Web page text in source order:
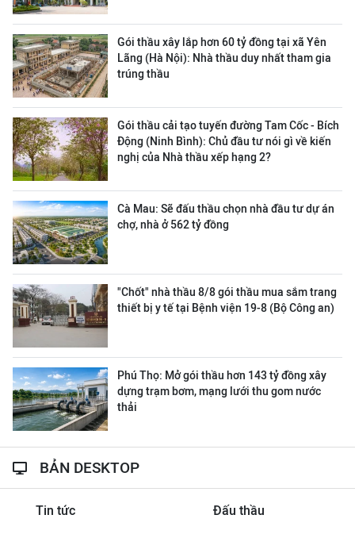
Gói thầu xây lắp hơn 60 tỷ đồng tại xã Yên
Lãng (Hà Nội): Nhà thầu duy nhất tham gia
trúng thầu
Gói thầu cải tạo tuyến đường Tam Cốc - Bích
Động (Ninh Bình): Chủ đầu tư nói gì về kiến
nghị của Nhà thầu xếp hạng 2?
Cà Mau: Sẽ đấu thầu chọn nhà đầu tư dự án
chợ, nhà ở 562 tỷ đồng
"Chốt" nhà thầu 8/8 gói thầu mua sắm trang
thiết bị y tế tại Bệnh viện 19-8 (Bộ Công an)
Phú Thọ: Mở gói thầu hơn 143 tỷ đồng xây
dựng trạm bơm, mạng lưới thu gom nước
thải
BẢN DESKTOP
Tin tức Đấu thầu